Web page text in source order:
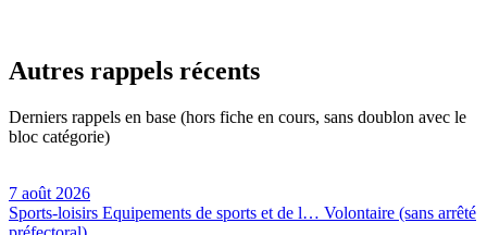
Autres rappels récents
Derniers rappels en base (hors fiche en cours, sans doublon avec le
bloc catégorie)
7 août 2026
Sports-loisirs Equipements de sports et de l… Volontaire (sans arrêté